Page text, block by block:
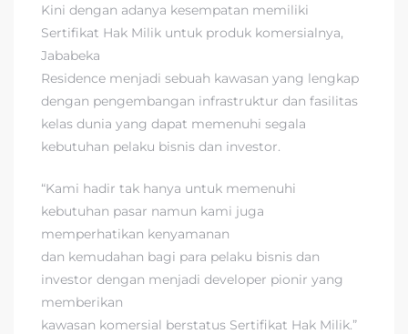
Kini dengan adanya kesempatan memiliki
Sertifikat Hak Milik untuk produk komersialnya,
Jababeka
Residence menjadi sebuah kawasan yang lengkap
dengan pengembangan infrastruktur dan fasilitas
kelas dunia yang dapat memenuhi segala
kebutuhan pelaku bisnis dan investor.
“Kami hadir tak hanya untuk memenuhi
kebutuhan pasar namun kami juga
memperhatikan kenyamanan
dan kemudahan bagi para pelaku bisnis dan
investor dengan menjadi developer pionir yang
memberikan
kawasan komersial berstatus Sertifikat Hak Milik.”